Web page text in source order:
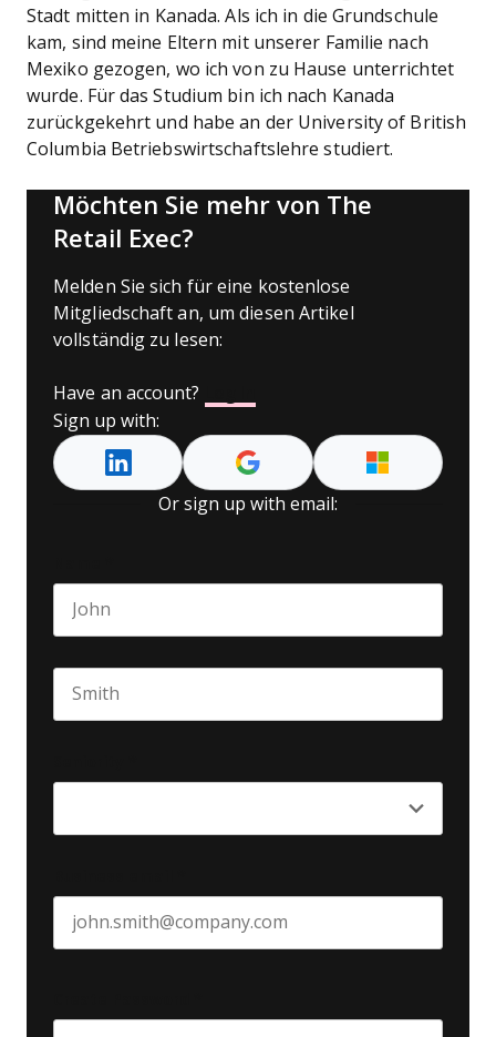
Stadt mitten in Kanada. Als ich in die Grundschule
kam, sind meine Eltern mit unserer Familie nach
Mexiko gezogen, wo ich von zu Hause unterrichtet
wurde. Für das Studium bin ich nach Kanada
zurückgekehrt und habe an der University of British
Columbia Betriebswirtschaftslehre studiert.
Möchten Sie mehr von The
Retail Exec?
Melden Sie sich für eine kostenlose
Mitgliedschaft an, um diesen Artikel
vollständig zu lesen:
Have an account?
Sign up with:
Or sign up with email: